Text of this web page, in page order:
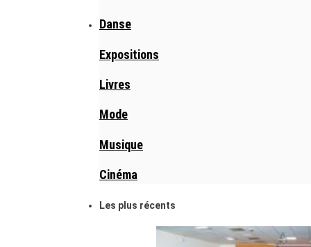
Danse
Expositions
Livres
Mode
Musique
Cinéma
Les plus récents